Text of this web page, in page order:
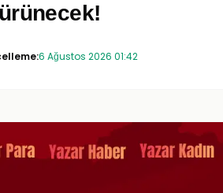
6 Ağustos 2026 01:42